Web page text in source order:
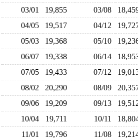
03/01 19,855 03/08
04/05 19,517 04/12
05/03 19,368 05/10
06/07 19,338 06/14
07/05 19,433 07/12
08/02 20,290 08/09
09/06 19,209 09/13
10/04 19,711 10/11
11/01 19,796 11/08